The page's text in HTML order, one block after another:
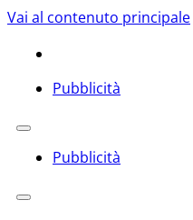
Vai al contenuto principale
Pubblicità
Pubblicità